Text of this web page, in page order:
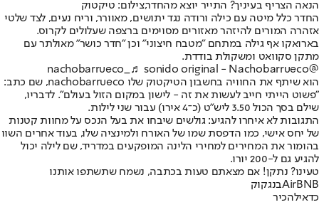
הנאה הצריף בעיניך? התייר יוצא מהחדר,צילום: טיקטוק
החדר כלל מיטה עם כילה ורודה נגד יתושים, מאוורר, וריח נעים, לצד שלטי
אזהרה המורים להיזהר מאזורים מסוימים ברצפה שעלולים לקרוס.
בארואקו אף גילה במתחם "מטבח חיצוני" וכן "חדר כושר" מאולתר עם
מתקן סקוואט ומשקולת בודדת.
@nachobarrueco_
♬ sonido original - Nachobarrueco
הוא שיתף את החוויה בחשבון הטיקטוק שלו nachobarrueco, שם כתב:
"פשוט הייתי חייב לעשות את זה - לישון במקום הזול בעולם". לדבריו,
שילם בסך הכול 3.50 ליש"ט (כ־4 אירו) עבור שני לילות.
התגובות לא איחרו להגיע: גולשים שיבחו את בעל הנכס על מחוות קטנות
של יחס אישי, כמו הדפסת שמו של האורח ולמינציה שלו, בעוד אחרים השוו
בהומור את המחירים למחירי הלינה המופקעים במדריד, שם לילה יכול
להגיע גם ל-200 יורו.
טעינו? נתקן! אם מצאתם טעות בכתבה, נשמח שתשתפו אותנו
AirBNBבנגקוק
כדאילהכיר